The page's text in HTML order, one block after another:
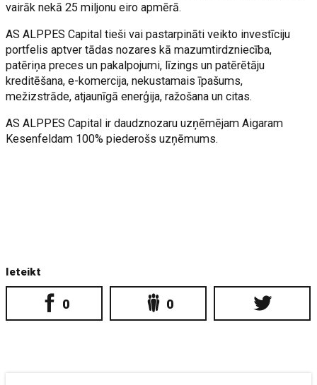
vairāk nekā 25 miljonu eiro apmērā.
AS ALPPES Capital tieši vai pastarpināti veikto investīciju
portfelis aptver tādas nozares kā mazumtirdzniecība,
patēriņa preces un pakalpojumi, līzings un patērētāju
kreditēšana, e-komercija, nekustamais īpašums,
mežizstrāde, atjaunīgā enerģija, ražošana un citas.
AS ALPPES Capital ir daudznozaru uzņēmējam Aigaram
Kesenfeldam 100% piederošs uzņēmums.
Ieteikt
0 0